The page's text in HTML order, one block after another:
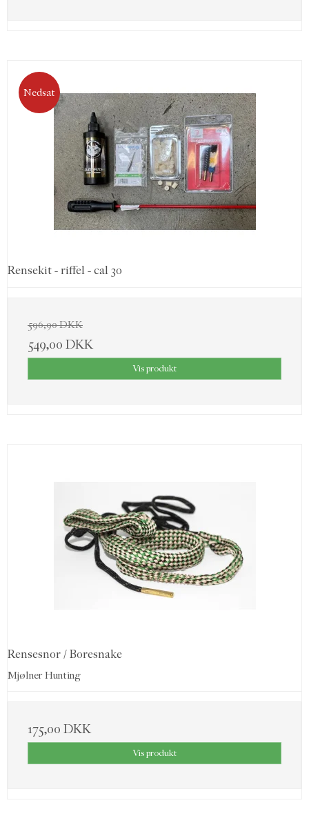
Nedsat
Rensekit - riffel - cal 30
596,90 DKK
549,00 DKK
Vis produkt
Rensesnor / Boresnake
Mjølner Hunting
175,00 DKK
Vis produkt